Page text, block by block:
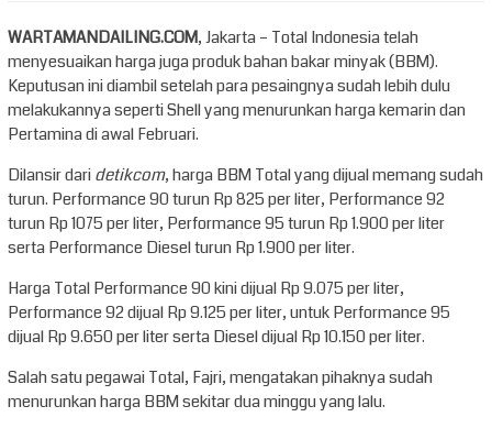
WARTAMANDAILING.COM, Jakarta – Total Indonesia telah
menyesuaikan harga juga produk bahan bakar minyak (BBM).
Keputusan ini diambil setelah para pesaingnya sudah lebih dulu
melakukannya seperti Shell yang menurunkan harga kemarin dan
Pertamina di awal Februari.
Dilansir daridetikcom, harga BBM Total yang dijual memang sudah
turun. Performance 90 turun Rp 825 per liter, Performance 92
turun Rp 1075 per liter, Performance 95 turun Rp 1.900 per liter
serta Performance Diesel turun Rp 1.900 per liter.
Harga Total Performance 90 kini dijual Rp 9.075 per liter,
Performance 92 dijual Rp 9.125 per liter, untuk Performance 95
dijual Rp 9.650 per liter serta Diesel dijual Rp 10.150 per liter.
Salah satu pegawai Total, Fajri, mengatakan pihaknya sudah
menurunkan harga BBM sekitar dua minggu yang lalu.